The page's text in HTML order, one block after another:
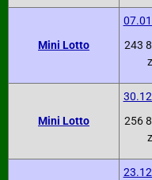
Mini Lotto
243
Mini Lotto
256